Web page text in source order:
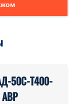
50С-Т400-
АВР